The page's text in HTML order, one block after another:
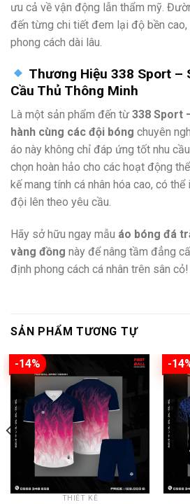
ưu cả về vận động lẫn thẩm mỹ.
đến từng chi tiết đem lại độ bền
phong cách dài lâu.
Thương Hiệu 338 Sport –
Cầu Thủ Thông Minh
Là một sản phẩm đến từ 338 Sport
hành cùng các đội bóng chuyên
áo này không chỉ đáp ứng tốt nhu
chọn hoàn hảo cho các hoạt động
kế mang tính cá nhân hóa cao, có
đội lên theo yêu cầu.
Hãy sở hữu ngay mẫu áo bóng đá
vàng đồng này để nâng tầm đẳng
định phong cách cá nhân trên sân cỏ!
SẢN PHẨM TƯƠNG TỰ
-14%
THIẾT KẾ
-